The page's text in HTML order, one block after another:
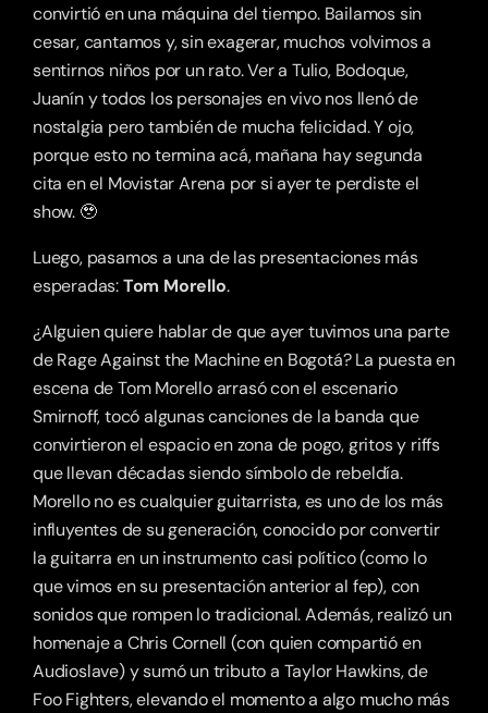
convirtió en una máquina del tiempo. Bailamos sin
cesar, cantamos y, sin exagerar, muchos volvimos a
sentirnos niños por un rato. Ver a Tulio, Bodoque,
Juanín y todos los personajes en vivo nos llenó de
nostalgia pero también de mucha felicidad. Y ojo,
porque esto no termina acá, mañana hay segunda
cita en el Movistar Arena por si ayer te perdiste el
show. 🥹
Luego, pasamos a una de las presentaciones más
esperadas: Tom Morello.
¿Alguien quiere hablar de que ayer tuvimos una parte
de Rage Against the Machine en Bogotá? La puesta en
escena de Tom Morello arrasó con el escenario
Smirnoff, tocó algunas canciones de la banda que
convirtieron el espacio en zona de pogo, gritos y riffs
que llevan décadas siendo símbolo de rebeldía.
Morello no es cualquier guitarrista, es uno de los más
influyentes de su generación, conocido por convertir
la guitarra en un instrumento casi político (como lo
que vimos en su presentación anterior al fep), con
sonidos que rompen lo tradicional. Además, realizó un
homenaje a Chris Cornell (con quien compartió en
Audioslave) y sumó un tributo a Taylor Hawkins, de
Foo Fighters, elevando el momento a algo mucho más